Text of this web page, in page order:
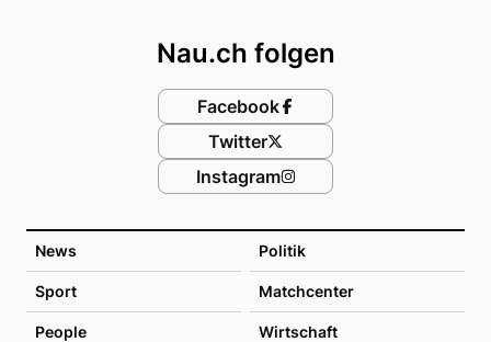
News Politik
Sport Matchcenter
People Wirtschaft
Nau.ch folgen
Facebook
Twitter
Instagram